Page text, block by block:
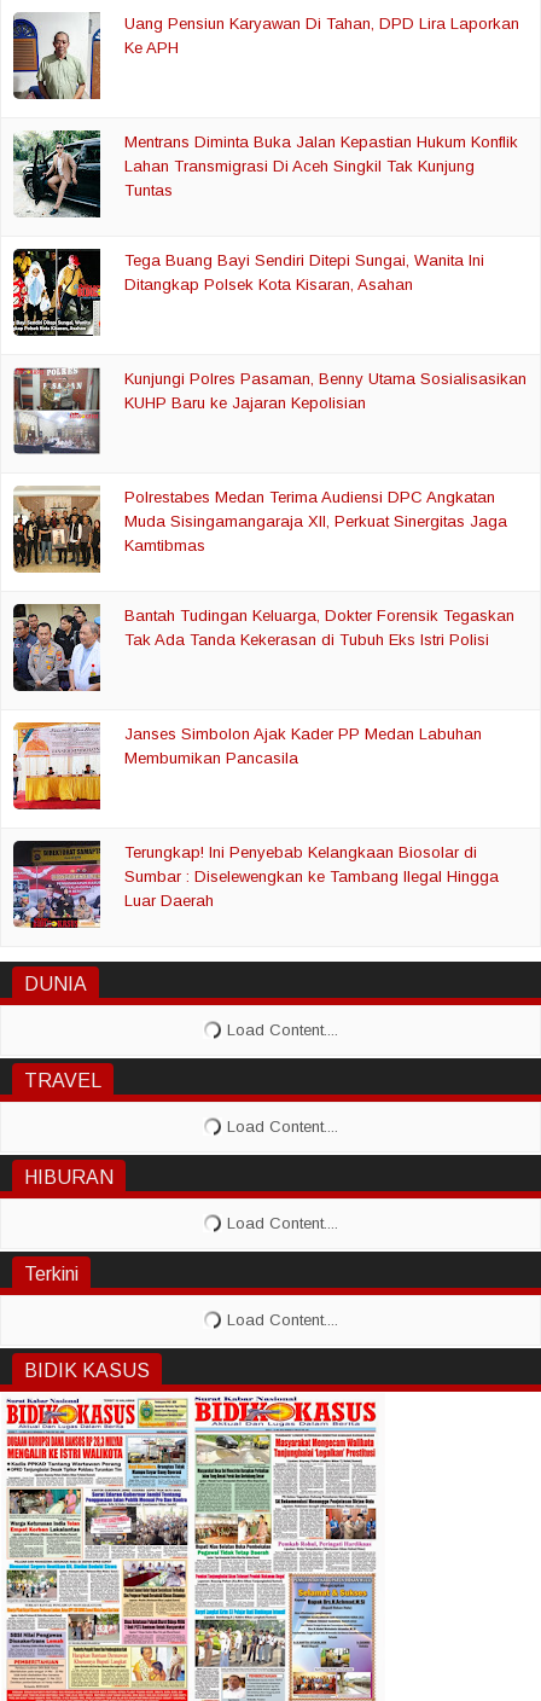
Uang Pensiun Karyawan Di Tahan, DPD Lira Laporkan
Ke APH
Mentrans Diminta Buka Jalan Kepastian Hukum Konflik
Lahan Transmigrasi Di Aceh Singkil Tak Kunjung
Tuntas
Tega Buang Bayi Sendiri Ditepi Sungai, Wanita Ini
Ditangkap Polsek Kota Kisaran, Asahan
Kunjungi Polres Pasaman, Benny Utama Sosialisasikan
KUHP Baru ke Jajaran Kepolisian
Polrestabes Medan Terima Audiensi DPC Angkatan
Muda Sisingamangaraja XII, Perkuat Sinergitas Jaga
Kamtibmas
Bantah Tudingan Keluarga, Dokter Forensik Tegaskan
Tak Ada Tanda Kekerasan di Tubuh Eks Istri Polisi
Janses Simbolon Ajak Kader PP Medan Labuhan
Membumikan Pancasila
Terungkap! Ini Penyebab Kelangkaan Biosolar di
Sumbar : Diselewengkan ke Tambang Ilegal Hingga
Luar Daerah
DUNIA
TRAVEL
HIBURAN
Terkini
BIDIK KASUS